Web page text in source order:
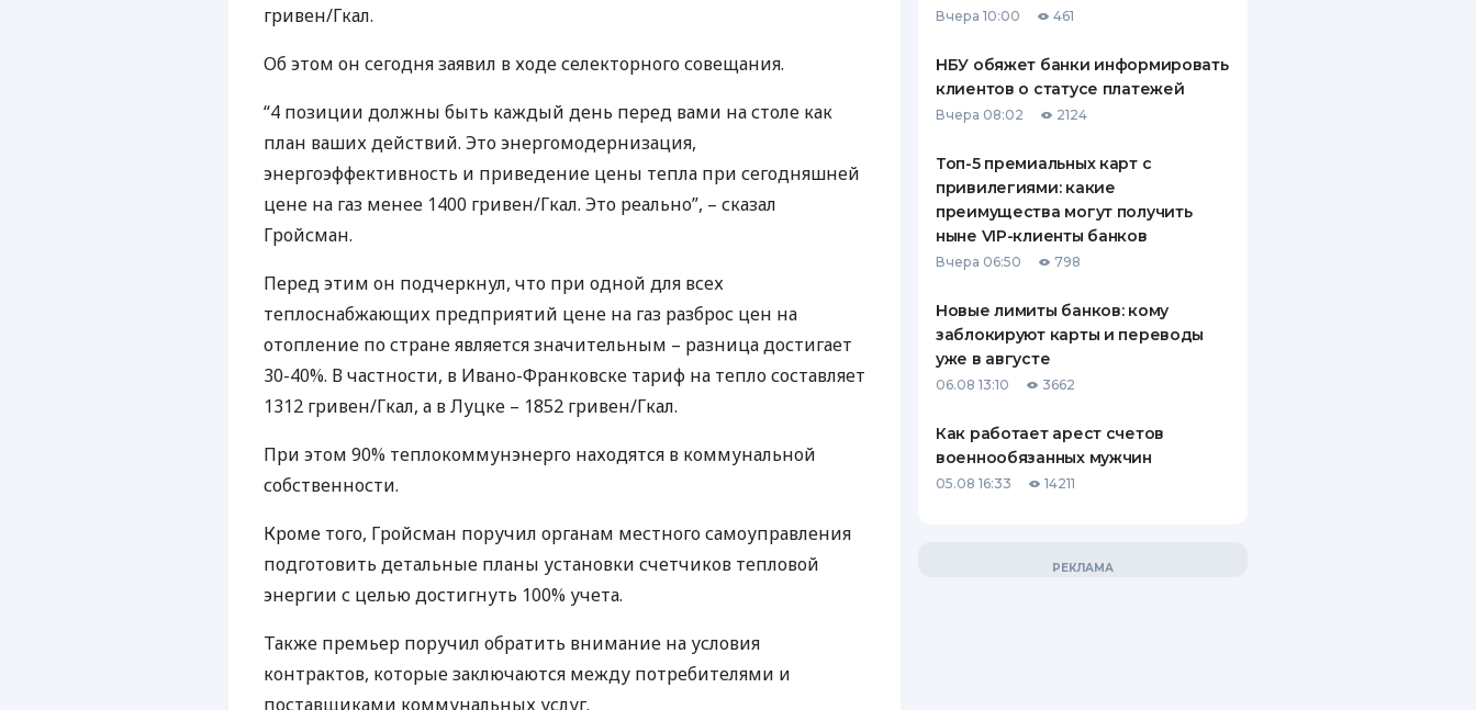
БАНКОВСКИМ КАРТАМ
СТРАХОВАНИЮ
ВСЕ СТРАХОВЫЕ ПОЛИСЫ
ОТЗЫВЫ О СТРАХОВЫХ
КОМПАНИЯХ
гривен/Гкал.
Об этом он сегодня заявил в ходе селекторного совещания.
“4 позиции должны быть каждый день перед вами на столе как
план ваших действий. Это энергомодернизация,
энергоэффективность и приведение цены тепла при сегодняшней
цене на газ менее 1400 гривен/Гкал. Это реально”, – сказал
Гройсман.
Перед этим он подчеркнул, что при одной для всех
теплоснабжающих предприятий цене на газ разброс цен на
отопление по стране является значительным – разница достигает
30-40%. В частности, в Ивано-Франковске тариф на тепло составляет
1312 гривен/Гкал, а в Луцке – 1852 гривен/Гкал.
При этом 90% теплокоммунэнерго находятся в коммунальной
собственности.
Кроме того, Гройсман поручил органам местного самоуправления
подготовить детальные планы установки счетчиков тепловой
энергии с целью достигнуть 100% учета.
Также премьер поручил обратить внимание на условия
контрактов, которые заключаются между потребителями и
поставщиками коммунальных услуг.
Вчера 10:00 461
НБУ обяжет банки информировать
клиентов о статусе платежей
Вчера 08:02 2124
Топ-5 премиальных карт с
привилегиями: какие
преимущества могут получить
ныне VIP-клиенты банков
Вчера 06:50 798
Новые лимиты банков: кому
заблокируют карты и переводы
уже в августе
06.08 13:10 3662
Как работает арест счетов
военнообязанных мужчин
05.08 16:33 14211